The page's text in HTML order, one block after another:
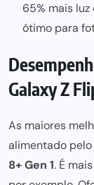
65% mais
ótimo para
Galaxy Z
As maiores
alimentado
8+ Gen 1. É